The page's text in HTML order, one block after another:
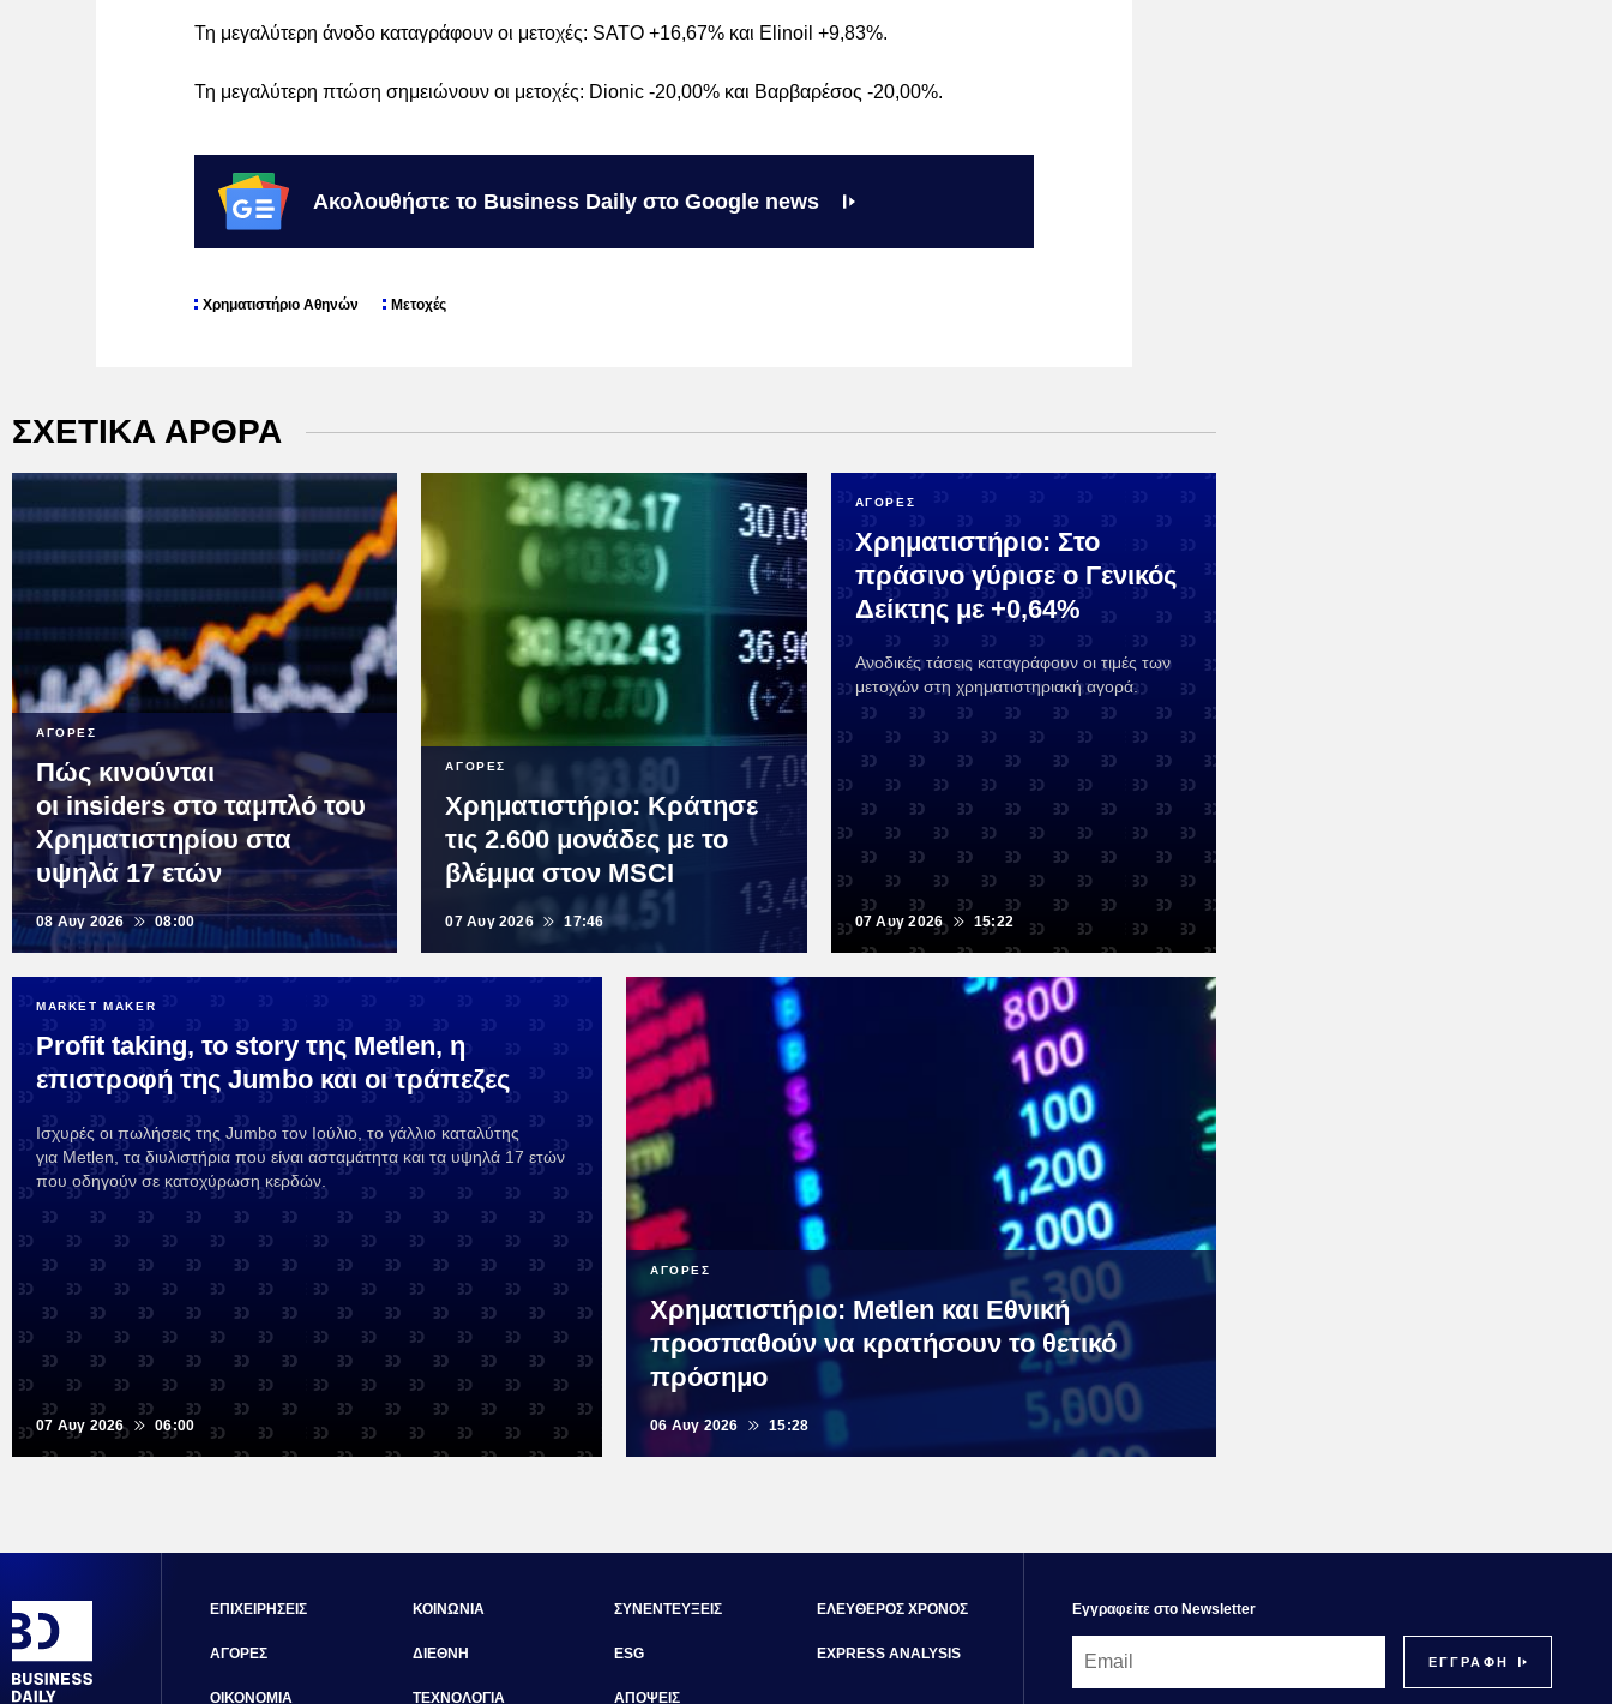
Τη μεγαλύτερη άνοδο καταγράφουν οι μετοχές: SATO +16,67% και Elinoil +9,83%.
Τη μεγαλύτερη πτώση σημειώνουν οι μετοχές: Dionic -20,00% και Βαρβαρέσος -20,00%.
Ακολουθήστε το Business Daily στο Google news
Χρηματιστήριο Αθηνών Μετοχές
ΣΧΕΤΙΚΑ ΑΡΘΡΑ
ΑΓΟΡΕΣ
Πώς κινούνται
οι insiders στο ταμπλό του
Χρηματιστηρίου στα
υψηλά 17 ετών
08 Αυγ 2026 08:00
ΑΓΟΡΕΣ
Χρηματιστήριο: Κράτησε
τις 2.600 μονάδες με το
βλέμμα στον MSCI
07 Αυγ 2026 17:46
ΑΓΟΡΕΣ
Χρηματιστήριο: Στο
πράσινο γύρισε ο Γενικός
Δείκτης με +0,64%
Ανοδικές τάσεις καταγράφουν οι τιμές των
μετοχών στη χρηματιστηριακή αγορά.
07 Αυγ 2026 15:22
MARKET MAKER
Profit taking, το story της Metlen, η
επιστροφή της Jumbo και οι τράπεζες
Ισχυρές οι πωλήσεις της Jumbo τον Ιούλιο, το γάλλιο καταλύτης
για Metlen, τα διυλιστήρια που είναι ασταμάτητα και τα υψηλά 17 ετών
που οδηγούν σε κατοχύρωση κερδών.
07 Αυγ 2026 06:00
ΑΓΟΡΕΣ
Χρηματιστήριο: Metlen και Εθνική
προσπαθούν να κρατήσουν το θετικό
πρόσημο
06 Αυγ 2026 15:28
ΕΠΙΧΕΙΡΗΣΕΙΣ
ΑΓΟΡΕΣ
ΟΙΚΟΝΟΜΙΑ
ΚΟΙΝΩΝΙΑ
ΔΙΕΘΝΗ
ΤΕΧΝΟΛΟΓΙΑ
ΣΥΝΕΝΤΕΥΞΕΙΣ
ESG
ΑΠΟΨΕΙΣ
ΕΛΕΥΘΕΡΟΣ ΧΡΟΝΟΣ
EXPRESS ANALYSIS
Εγγραφεiτε στο Newsletter